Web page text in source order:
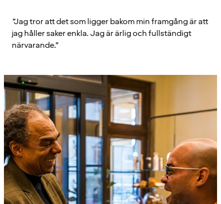
”Jag tror att det som ligger bakom min framgång är att
jag håller saker enkla. Jag är ärlig och fullständigt
närvarande.”